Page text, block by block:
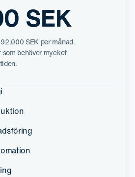
SEK
SEK per månad.
som behöver mycket